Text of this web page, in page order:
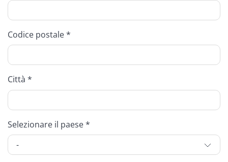
Codice postale *
Città *
Selezionare il paese *